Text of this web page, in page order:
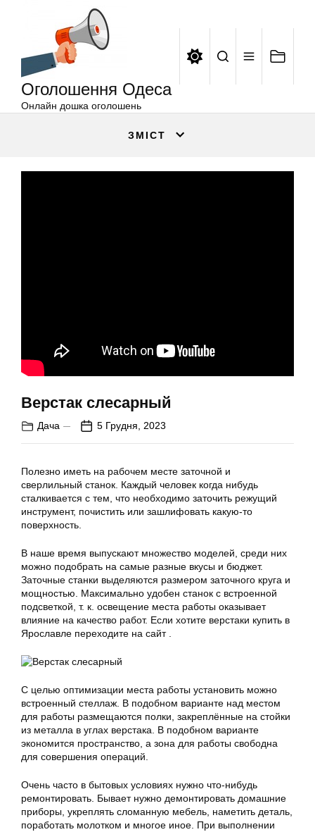
Оголошення Одеса
Онлайн дошка оголошень
ЗМІСТ
Верстак слесарный
Дача 5 Грудня, 2023
Полезно иметь на рабочем месте заточной и
сверлильный станок. Каждый человек когда нибудь
сталкивается с тем, что необходимо заточить режущий
инструмент, почистить или зашлифовать какую-то
поверхность.
В наше время выпускают множество моделей, среди них
можно подобрать на самые разные вкусы и бюджет.
Заточные станки выделяются размером заточного круга и
мощностью. Максимально удобен станок с встроенной
подсветкой, т. к. освещение места работы оказывает
влияние на качество работ. Если хотите верстаки купить в
Ярославле переходите на сайт .
С целью оптимизации места работы установить можно
встроенный стеллаж. В подобном варианте над местом
для работы размещаются полки, закреплённые на стойки
из металла в углах верстака. В подобном варианте
экономится пространство, а зона для работы свободна
для совершения операций.
Очень часто в бытовых условиях нужно что-нибудь
ремонтировать. Бывает нужно демонтировать домашние
приборы, укреплять сломанную мебель, наметить деталь,
поработать молотком и многое иное. При выполнении